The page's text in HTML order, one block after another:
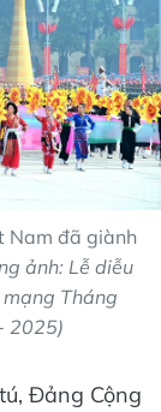
Nam đã giành
ảnh: Lễ diễu
Tháng
2025)
Đảng Cộng